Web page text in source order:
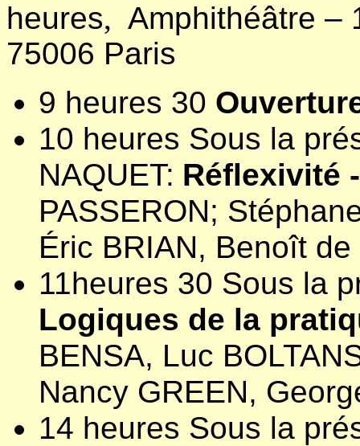
heures, Amphithéâtre –
75006 Paris
9 heures 30
10 heures Sous la
NAQUET: Réflexivité
PASSERON;
Éric BRIAN, Benoît
11heures 30 Sous la
Logiques de la
BENSA, Luc
Nancy GREEN,
14 heures Sous la